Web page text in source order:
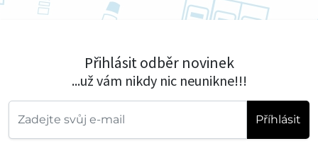
Přihlásit odběr novinek
...už vám nikdy nic neunikne!!!
Příhlásit